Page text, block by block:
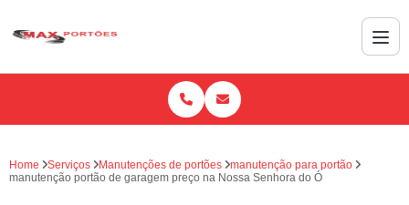
Home Serviços Manutenções de portões
manutenção para portão
manutenção portão de garagem preço na Nossa Senhora do Ó